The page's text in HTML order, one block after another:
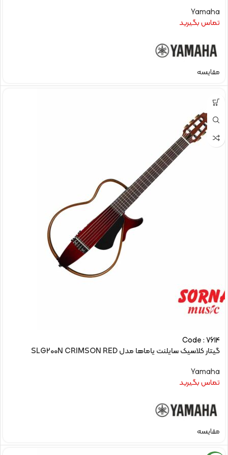
Yamaha
تماس بگیرید
مقایسه
Code : 7614
گیتار کلاسیک سایلنت یاماها مدل SLG200N CRIMSON RED
Yamaha
تماس بگیرید
مقایسه